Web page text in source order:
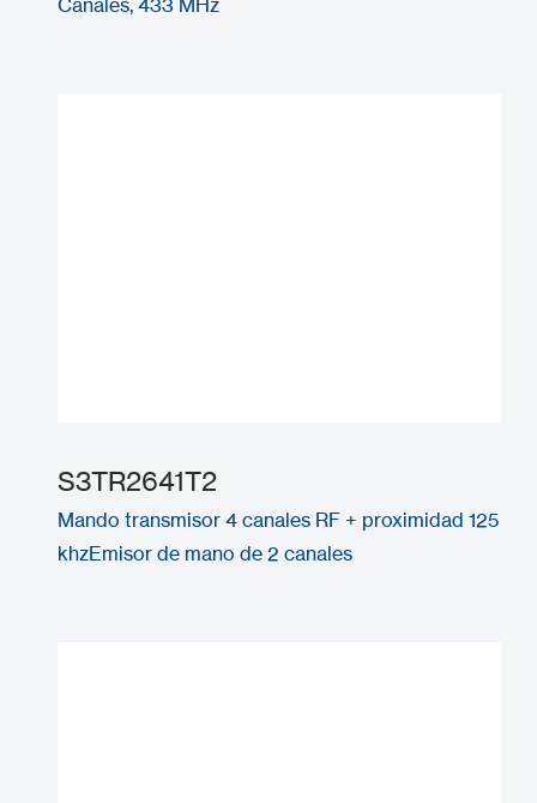
S3TR2641T2
Mando transmisor 4 canales RF + proximidad 125
khzEmisor de mano de 2 canales